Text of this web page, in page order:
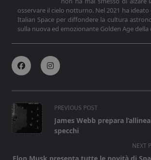
osservare il cielo notturno. Nel 2021 ha ideato
Italian Space per diffondere la cultura
sulla nuova ed emozionante Golden Age della
<span
class="nav-
subtitle
reader-
PREVIOUS POST
James Webb prepara
specchi
NEXT
Elon Musk presenta tutte le novità di